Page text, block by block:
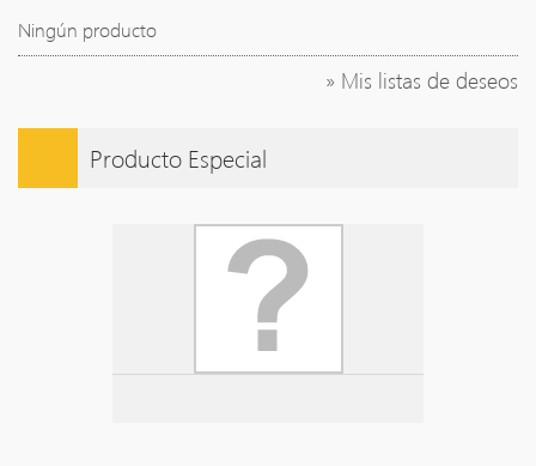
Ningún producto
» Mis listas de deseos
Producto Especial